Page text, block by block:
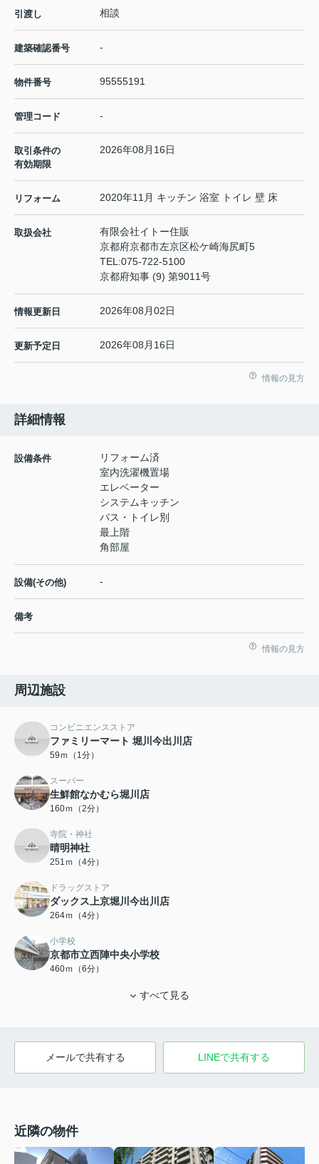
引渡し 相談
建築確認番号 -
物件番号 95555191
管理コード -
取引条件の
有効期限
2026年08月16日
リフォーム 2020年11月 キッチン 浴室 トイレ 壁 床
取扱会社
有限会社イトー住販
京都府京都市左京区松ケ崎海尻町5
TEL:075-722-5100
京都府知事 (9) 第9011号
情報更新日 2026年08月02日
更新予定日 2026年08月16日
情報の見方
詳細情報
設備条件
リフォーム済
室内洗濯機置場
エレベーター
システムキッチン
バス・トイレ別
最上階
角部屋
設備(その他) -
備考
情報の見方
周辺施設
コンビニエンスストア
ファミリーマート 堀川今出川店
59ｍ（1分）
スーパー
生鮮館なかむら堀川店
160ｍ（2分）
寺院・神社
晴明神社
251ｍ（4分）
ドラッグストア
ダックス上京堀川今出川店
264ｍ（4分）
小学校
京都市立西陣中央小学校
460ｍ（6分）
すべて見る
メールで共有する LINEで共有する
近隣の物件